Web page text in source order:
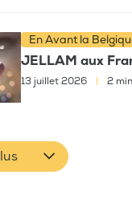
En Avant la
JELLAM aux
13 juillet 2026 2